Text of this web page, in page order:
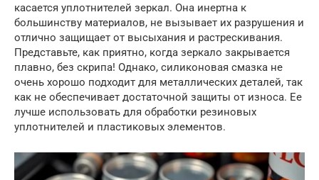
касается уплотнителей зеркал. Она инертна к
большинству материалов, не вызывает их разрушения и
отлично защищает от высыхания и растрескивания.
Представьте, как приятно, когда зеркало закрывается
плавно, без скрипа! Однако, силиконовая смазка не
очень хорошо подходит для металлических деталей, так
как не обеспечивает достаточной защиты от износа. Ее
лучше использовать для обработки резиновых
уплотнителей и пластиковых элементов.